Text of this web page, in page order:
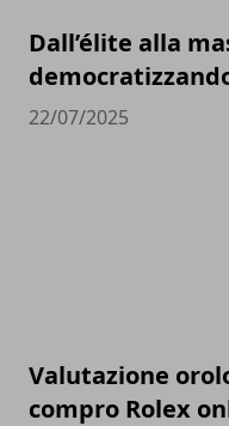
Dall’élite alla
22/07/2025
Valutazione
compro Rolex